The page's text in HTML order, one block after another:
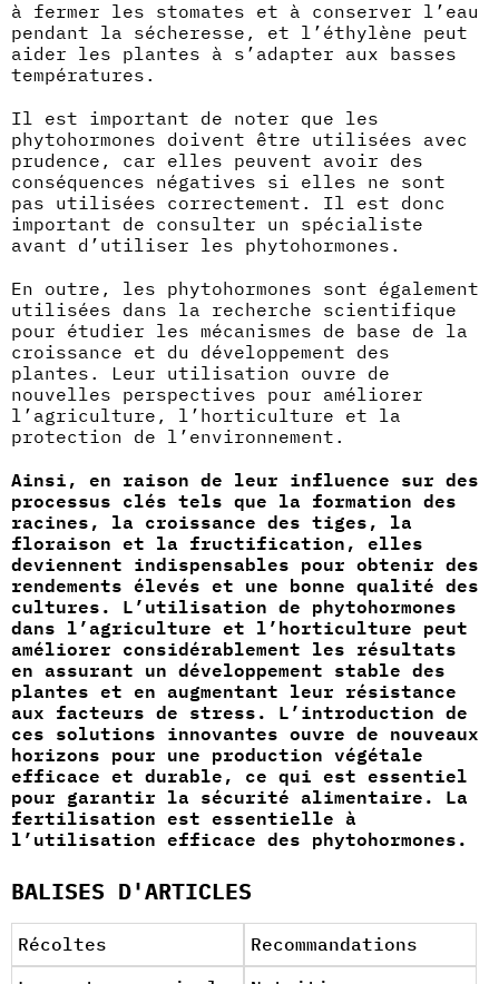
à fermer les stomates et à conserver l’eau
pendant la sécheresse, et l’éthylène peut
aider les plantes à s’adapter aux basses
températures.
Il est important de noter que les
phytohormones doivent être utilisées avec
prudence, car elles peuvent avoir des
conséquences négatives si elles ne sont
pas utilisées correctement. Il est donc
important de consulter un spécialiste
avant d’utiliser les phytohormones.
En outre, les phytohormones sont également
utilisées dans la recherche scientifique
pour étudier les mécanismes de base de la
croissance et du développement des
plantes. Leur utilisation ouvre de
nouvelles perspectives pour améliorer
l’agriculture, l’horticulture et la
protection de l’environnement.
Ainsi, en raison de leur influence sur des
processus clés tels que la formation des
racines, la croissance des tiges, la
floraison et la fructification, elles
deviennent indispensables pour obtenir des
rendements élevés et une bonne qualité des
cultures. L’utilisation de phytohormones
dans l’agriculture et l’horticulture peut
améliorer considérablement les résultats
en assurant un développement stable des
plantes et en augmentant leur résistance
aux facteurs de stress. L’introduction de
ces solutions innovantes ouvre de nouveaux
horizons pour une production végétale
efficace et durable, ce qui est essentiel
pour garantir la sécurité alimentaire. La
fertilisation est essentielle à
l’utilisation efficace des phytohormones.
BALISES D'ARTICLES
Récoltes
Recommandations